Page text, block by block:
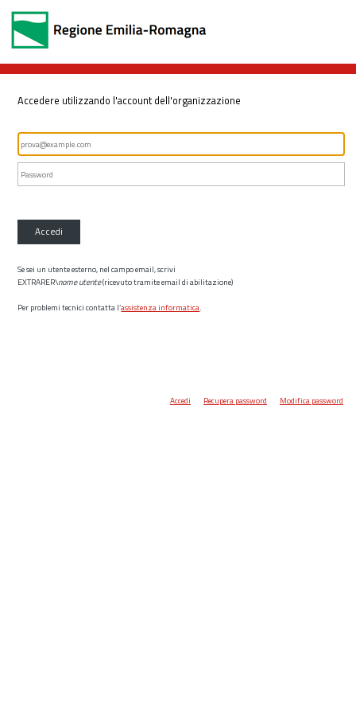
Accedere utilizzando l'account dell'organizzazione
Accedi
Se sei un utente esterno, nel campo email, scrivi
EXTRARER\nome utente(ricevuto tramite email di abilitazione)
Per problemi tecnici contatta l’assistenza informatica.
Accedi Recupera password Modifica password